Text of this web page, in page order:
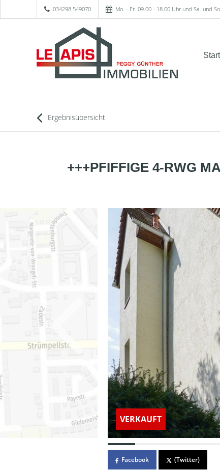
034298 549070 Mo. - Fr. 09.00 - 18.00 Uhr und Sa. und
Start
Ergebnisübersicht
+++PFIFFIGE 4-RWG
VERKAUFT
Facebook (Twitter)